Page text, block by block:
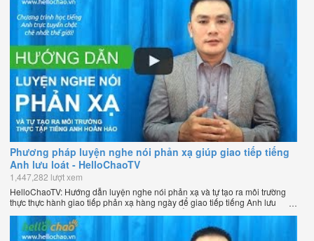
Phương pháp luyện nghe nói phản xạ giúp giao tiếp tiếng
Anh lưu loát - HelloChaoTV
1,447,282 lượt xem
HelloChaoTV: Hướng dẫn luyện nghe nói phản xạ và tự tạo ra môi trường
thực thực hành giao tiếp phản xạ hàng ngày để giao tiếp tiếng Anh lưu
loát như người bản xứ của thầy Phạm Việt Thắng - đồng sáng lập
HelloChao.vn - Chương trình dạy tiếng Anh trực tuyến chặt chẽ nhất thế
giới.